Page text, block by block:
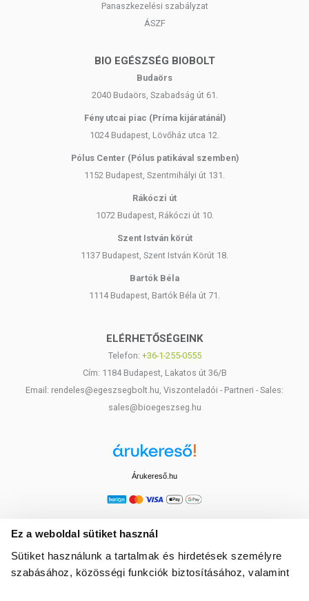
Ez a weboldal sütiket használ
Sütiket használunk a tartalmak és hirdetések személyre
szabásához, közösségi funkciók biztosításához, valamint
Panaszkezelési szabályzat
ÁSZF
BIO EGÉSZSÉG BIOBOLT
Budaörs
2040 Budaörs, Szabadság út 61.
Fény utcai piac (Príma kijáratánál)
1024 Budapest, Lövőház utca 12.
Pólus Center (Pólus patikával szemben)
1152 Budapest, Szentmihályi út 131.
Rákóczi út
1072 Budapest, Rákóczi út 10.
Szent István körút
1137 Budapest, Szent István Körút 18.
Bartók Béla
1114 Budapest, Bartók Béla út 71.
ELÉRHETŐSÉGEINK
Telefon: +36-1-255-0555
Cím: 1184 Budapest, Lakatos út 36/B
Email: rendeles@egeszsegbolt.hu, Viszonteladói - Partneri - Sales:
sales@bioegeszseg.hu
Árukereső.hu